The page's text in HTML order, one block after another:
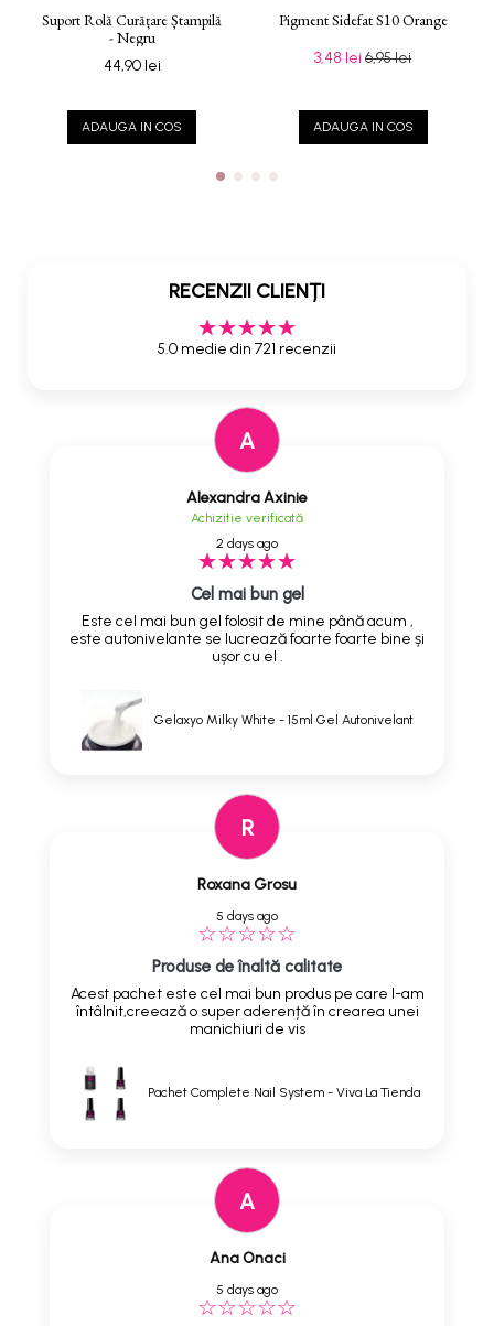
Suport Rolă Curățare Ștampilă
- Negru
44,90 lei
ADAUGA IN COS
Pigment Sidefat S10 Orange
3,48 lei6,95 lei
ADAUGA IN COS
RECENZII CLIENȚI
5.0 medie din 721 recenzii
A
Alexandra Axinie
Achizitie verificată
2 days ago
Cel mai bun gel
Este cel mai bun gel folosit de mine până acum ,
este autonivelante se lucrează foarte foarte bine și
ușor cu el .
Gelaxyo Milky White - 15ml Gel Autonivelant
R
Roxana Grosu
5 days ago
Produse de înaltă calitate
Acest pachet este cel mai bun produs pe care l-am
întâlnit,creează o super aderență în crearea unei
manichiuri de vis
Pachet Complete Nail System - Viva La Tienda
A
Ana Onaci
5 days ago